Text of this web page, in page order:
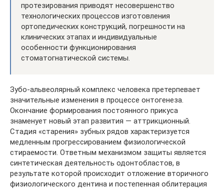
протезирования приводят несовершенство
технологических процессов изготовления
ортопедических конструкций, погрешности на
клинических этапах и индивидуальные
особенности функционирования
стоматогнатической системы.
Зубо-альвеолярный комплекс человека претерпевает
значительные изменения в процессе онтогенеза.
Окончание формирования постоянного прикуса
знаменует новый этап развития — аттрикционный.
Стадия «старения» зубных рядов характеризуется
медленным прогрессированием физиологической
стираемости. Ответным механизмом защиты является
синтетическая деятельность одонтобластов, в
результате которой происходит отложение вторичного
физиологического дентина и постепенная облитерация